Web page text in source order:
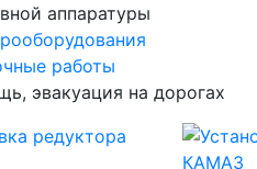
аппаратуры
работы
эвакуация на дорогах